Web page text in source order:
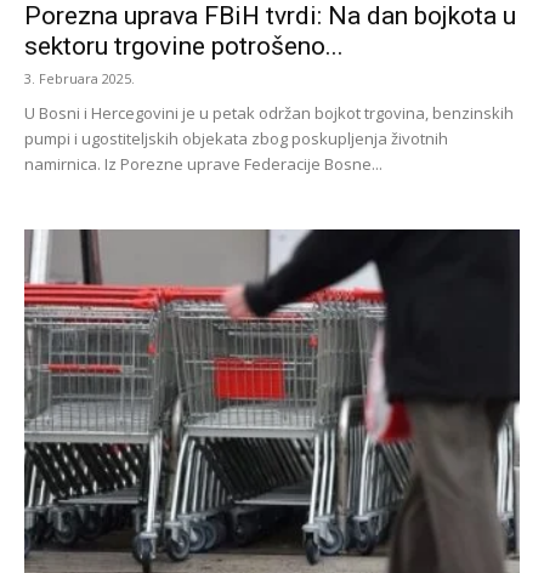
Porezna uprava FBiH tvrdi: Na dan bojkota u
sektoru trgovine potrošeno...
3. Februara 2025.
U Bosni i Hercegovini je u petak održan bojkot trgovina, benzinskih
pumpi i ugostiteljskih objekata zbog poskupljenja životnih
namirnica. Iz Porezne uprave Federacije Bosne...